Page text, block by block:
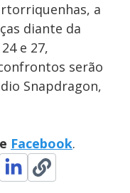
a
diante da
e 27,
serão
Snapdragon,
e Facebook.